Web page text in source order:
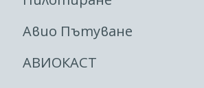
Авио Пътуване
АВИОКАСТ